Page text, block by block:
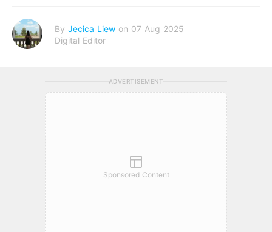
By Jecica Liew on 07 Aug 2025
Digital Editor
ADVERTISEMENT
Sponsored Content